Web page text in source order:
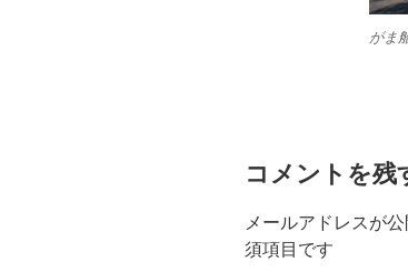
がま
コメントを残
メールアドレスが
須項目です